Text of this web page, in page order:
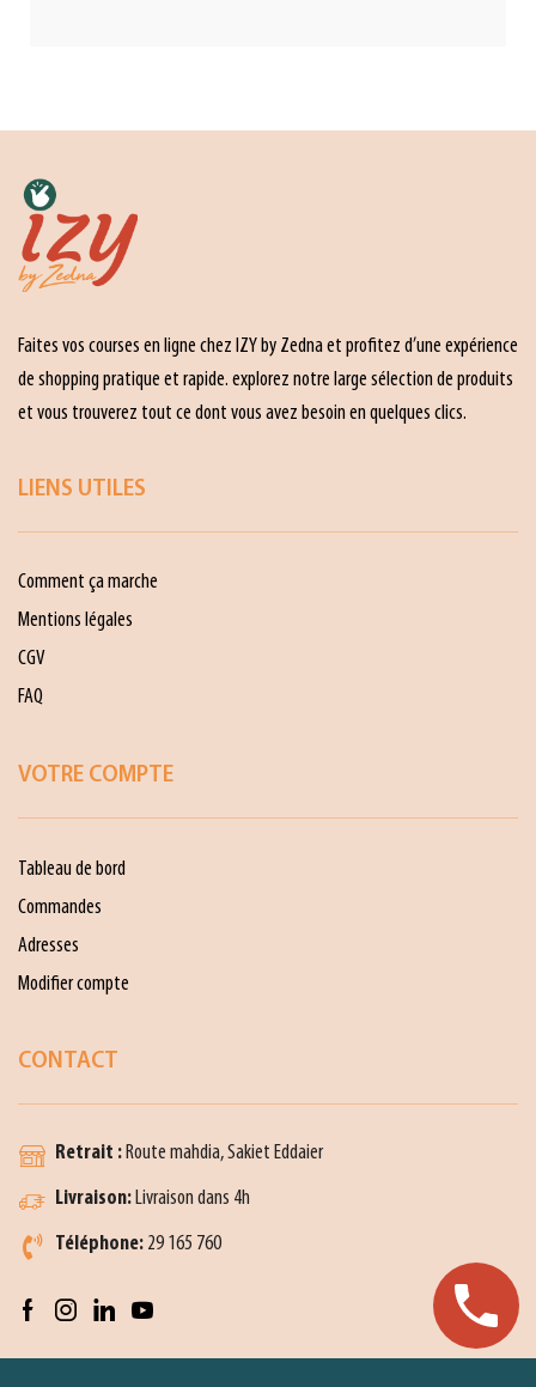
Faites vos courses en ligne chez IZY by Zedna et profitez d’une expérience
de shopping pratique et rapide. explorez notre large sélection de produits
et vous trouverez tout ce dont vous avez besoin en quelques clics.
LIENS UTILES
Comment ça marche
Mentions légales
CGV
FAQ
VOTRE COMPTE
Tableau de bord
Commandes
Adresses
Modifier compte
CONTACT
Retrait :Route mahdia, Sakiet Eddaier
Livraison:Livraison dans 4h
Téléphone: 29 165 760